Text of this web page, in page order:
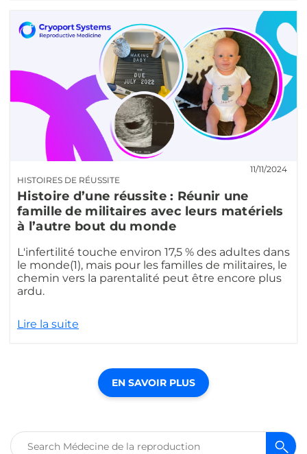
HISTOIRES DE RÉUSSITE
11/11/2024
Histoire d’une réussite : Réunir une
famille de militaires avec leurs matériels
à l’autre bout du monde
L'infertilité touche environ 17,5 % des adultes dans
le monde(1), mais pour les familles de militaires, le
chemin vers la parentalité peut être encore plus
ardu.
Lire la suite
EN SAVOIR PLUS
Rechercher :